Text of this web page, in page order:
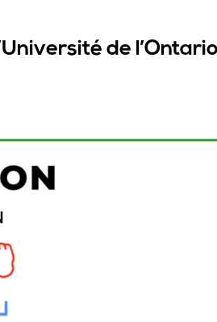
de l’Ontario